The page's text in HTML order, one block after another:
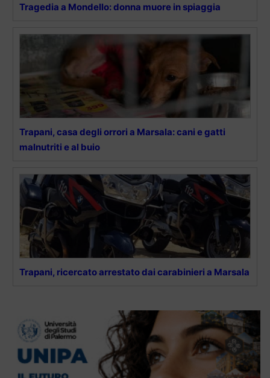
Tragedia a Mondello: donna muore in spiaggia
Trapani, casa degli orrori a Marsala: cani e gatti
malnutriti e al buio
Trapani, ricercato arrestato dai carabinieri a Marsala